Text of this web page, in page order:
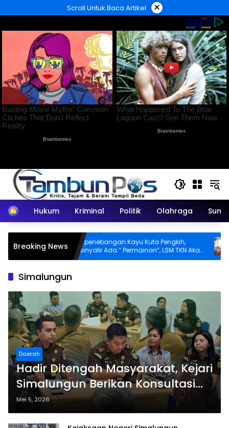
ke
Scroll Untuk Baca Artikel ×
HomeHukum Kriminal Politik Olahraga
Breaking NewsIjin penebangan Kayu Kuta Pengkih,
Disinyalir Ada ” Permainan”, LSM TKN Akan
Buat Pengaduan
Simalungun
Daerah
Hadir Ditengah Masyarakat, Kejari
Simalungun Berikan Konsultasi
Hukum Gratis Bagi Pangulu dan
Kelompok Tani
Mei 5, 2026